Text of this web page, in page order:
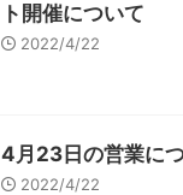
ト開催について
2022/4/22
4月23日の営業に
2022/4/22